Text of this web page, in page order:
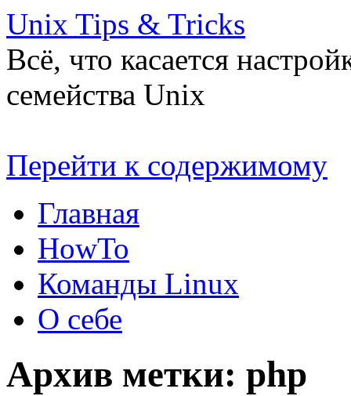
Unix Tips & Tricks
Всё, что касается
семейства Unix
Перейти к содержимому
Главная
HowTo
Команды Linux
О себе
Архив метки: php